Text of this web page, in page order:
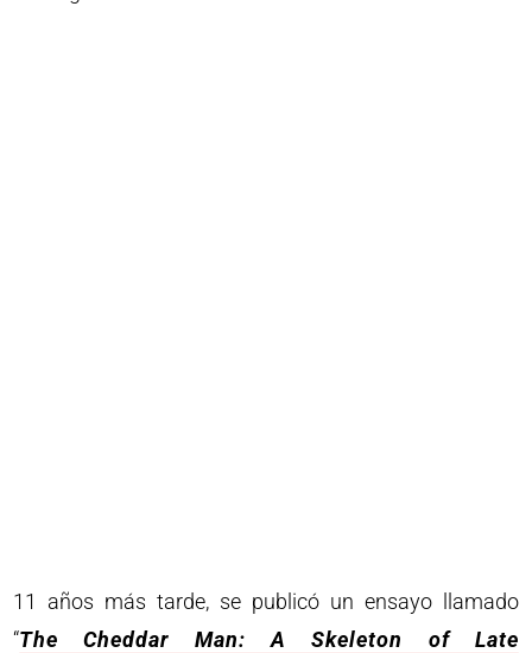
11 años más tarde, se publicó un ensayo llamado
“The Cheddar Man: A Skeleton of Late